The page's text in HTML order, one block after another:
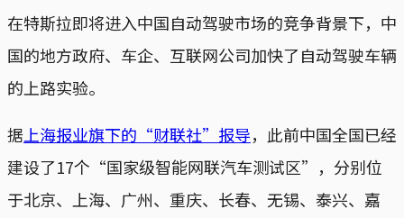
在特斯拉即将进入中国自动驾驶市场的竞争背景下，中
国的地方政府、车企、互联网公司加快了自动驾驶车辆
的上路实验。
据 上海报业旗下的“财联社”报导，此前中国全国已经
建设了17个“国家级智能网联汽车测试区”，分别位
于北京、上海、广州、重庆、长春、无锡、泰兴、嘉